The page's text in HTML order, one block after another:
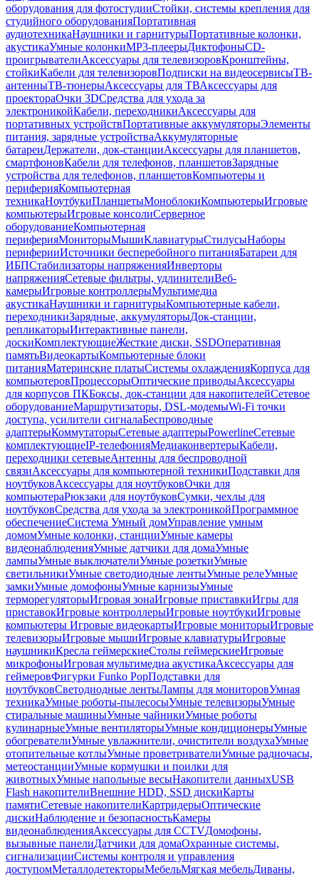
оборудования для фотостудииСтойки, системы крепления для
студийного оборудованияПортативная
аудиотехникаНаушники и гарнитурыПортативные колонки,
акустикаУмные колонкиMP3-плеерыДиктофоныCD-
проигрывателиАксессуары для телевизоровКронштейны,
стойкиКабели для телевизоровПодписки на видеосервисыТВ-
антенныТВ-тюнерыАксессуары для ТВАксессуары для
проектораОчки 3DСредства для ухода за
электроникойКабели, переходникиАксессуары для
портативных устройствПортативные аккумуляторыЭлементы
питания, зарядные устройстваАккумуляторные
батареиДержатели, док-станцииАксессуары для планшетов,
смартфоновКабели для телефонов, планшетовЗарядные
устройства для телефонов, планшетовКомпьютеры и
периферияКомпьютерная
техникаНоутбукиПланшетыМоноблокиКомпьютерыИгровые
компьютерыИгровые консолиСерверное
оборудованиеКомпьютерная
периферияМониторыМышиКлавиатурыСтилусыНаборы
периферииИсточники бесперебойного питанияБатареи для
ИБПСтабилизаторы напряженияИнверторы
напряженияСетевые фильтры, удлинителиВеб-
камерыИгровые контроллерыМультимедиа
акустикаНаушники и гарнитурыКомпьютерные кабели,
переходникиЗарядные, аккумуляторыДок-станции,
репликаторыИнтерактивные панели,
доскиКомплектующиеЖесткие диски, SSDОперативная
памятьВидеокартыКомпьютерные блоки
питанияМатеринские платыСистемы охлажденияКорпуса для
компьютеровПроцессорыОптические приводыАксессуары
для корпусов ПКБоксы, док-станции для накопителейСетевое
оборудованиеМаршрутизаторы, DSL-модемыWi-Fi точки
доступа, усилители сигналаБеспроводные
адаптерыКоммутаторыСетевые адаптерыPowerlineСетевые
комплектующиеIP-телефонияМедиаконвертерыКабели,
переходники сетевыеАнтенны для беспроводной
связиАксессуары для компьютерной техникиПодставки для
ноутбуковАксессуары для ноутбуковОчки для
компьютераРюкзаки для ноутбуковСумки, чехлы для
ноутбуковСредства для ухода за электроникойПрограммное
обеспечениеСистема Умный домУправление умным
домомУмные колонки, станцииУмные камеры
видеонаблюденияУмные датчики для домаУмные
лампыУмные выключателиУмные розеткиУмные
светильникиУмные светодиодные лентыУмные релеУмные
замкиУмные домофоныУмные карнизыУмные
терморегуляторыИгровая зонаИгровые приставкиИгры для
приставокИгровые контроллерыИгровые ноутбукиИгровые
компьютеры Игровые видеокартыИгровые мониторыИгровые
телевизорыИгровые мышиИгровые клавиатурыИгровые
наушникиКресла геймерскиеСтолы геймерскиеИгровые
микрофоныИгровая мультимедиа акустикаАксессуары для
геймеровФигурки Funko PopПодставки для
ноутбуковСветодиодные лентыЛампы для мониторовУмная
техникаУмные роботы-пылесосыУмные телевизорыУмные
стиральные машиныУмные чайникиУмные роботы
кулинарныеУмные вентиляторыУмные кондиционерыУмные
обогревателиУмные увлажнители, очистители воздухаУмные
отопительные котлыУмные проветривателиУмные радиочасы,
метеостанцииУмные кормушки и поилки для
животныхУмные напольные весыНакопители данныхUSB
Flash накопителиВнешние HDD, SSD дискиКарты
памятиСетевые накопителиКартридерыОптические
дискиНаблюдение и безопасностьКамеры
видеонаблюденияАксессуары для CCTVДомофоны,
вызывные панелиДатчики для домаОхранные системы,
сигнализацииСистемы контроля и управления
доступомМеталлодетекторыМебельМягкая мебельДиваны,